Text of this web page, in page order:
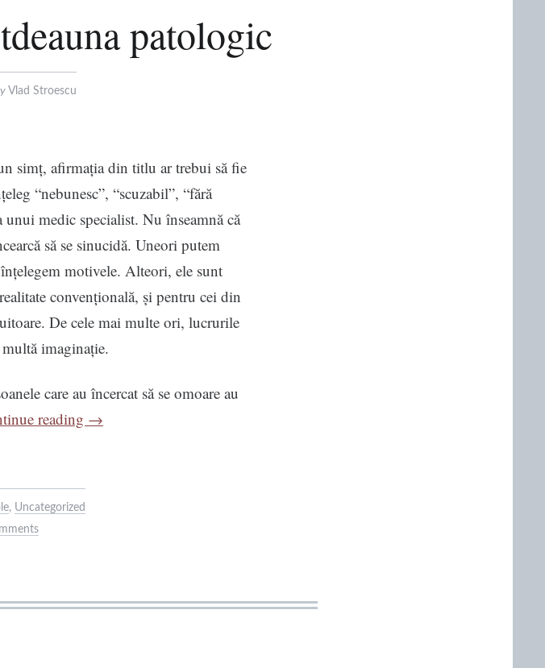
patologic
Vlad Stroescu
simț, afirmația din titlu ar trebui să fie
“nebunesc”, “scuzabil”, “fără
unui medic specialist. Nu înseamnă că
să se sinucidă. Uneori putem
motivele. Alteori, ele sunt
convențională, și pentru cei din
De cele mai multe ori, lucrurile
imaginație.
care au încercat să se omoare au
reading “Suicidul
→
, Uncategorized